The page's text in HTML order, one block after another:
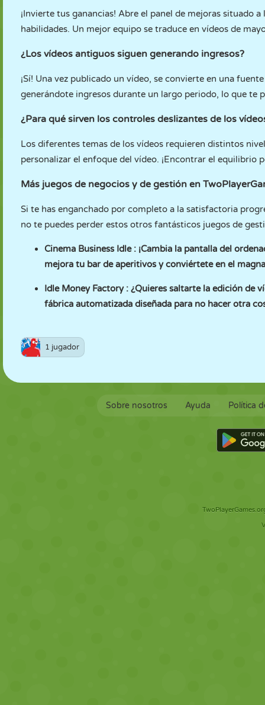
¡Invierte tus ganancias! Abre el panel de mejoras situado
habilidades. Un mejor equipo se traduce en vídeos de
¿Los vídeos antiguos siguen generando ingresos?
¡Sí! Una vez publicado un vídeo, se convierte en una
generándote ingresos durante un largo periodo, lo que te
¿Para qué sirven los controles deslizantes de los
Los diferentes temas de los vídeos requieren distintos
personalizar el enfoque del vídeo. ¡Encontrar el
Más juegos de negocios y de gestión en
Si te has enganchado por completo a la satisfactoria
no te puedes perder estos otros fantásticos juegos de
Cinema Business Idle: ¡Cambia la pantalla del
mejora tu bar de aperitivos y conviértete en el
Idle Money Factory: ¿Quieres saltarte la edición de
fábrica automatizada diseñada para no hacer otra
1 jugador
Sobre nosotros Ayuda Política